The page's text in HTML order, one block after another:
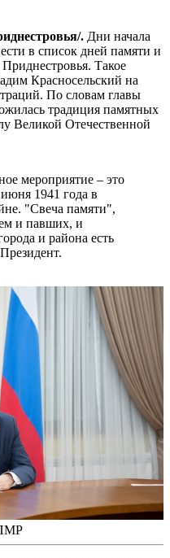
. Дни начала
в список дней памяти и
Такое
Красносельский на
По словам главы
традиция памятных
Великой Отечественной
мероприятие – это
1941 года в
"Свеча памяти",
и павших, и
и района есть